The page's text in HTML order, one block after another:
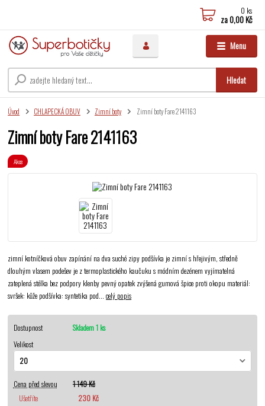
Menu
Hledat
0 ks
za0,00 Kč
Úvod CHLAPECKÁ OBUV Zimní boty Zimní boty Fare 2141163
Zimní boty Fare 2141163
Akce
zimní kotníčková obuv zapínání na dva suché zipy podšívka je zimní s hřejivým, středně
dlouhým vlasem podešev je z termoplastického kaučuku s módním dezénem vyjímatelná
zateplená stélka bez podpory klenby pevný opatek zvýšená gumová špice proti okopu materiál:
svršek: kůže podšívka: syntetika pod...celý popis
Dostupnost
Skladem 1 ks
Velikost
Cena před slevou
1 149 Kč
Ušetříte
230 Kč